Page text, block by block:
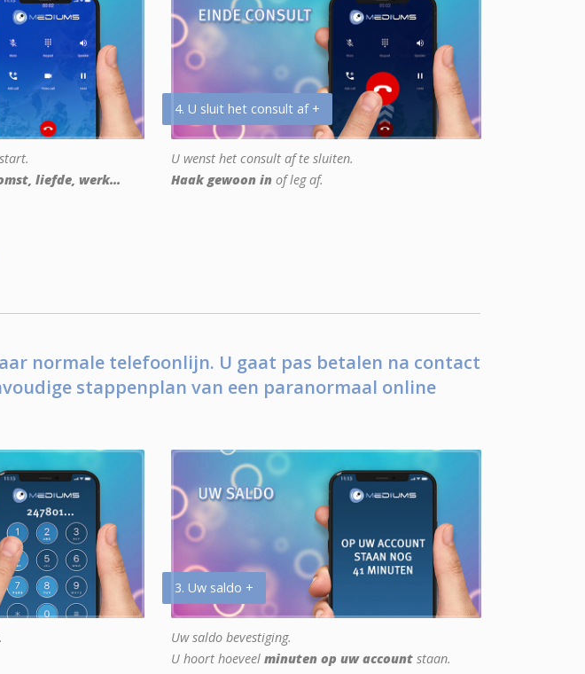
liefde, werk...
4. U sluit het consult af +
U wenst het consult af te sluiten.
Haak gewoon in of leg af.
normale telefoonlijn. U gaat pas betalen na contact
stappenplan van een paranormaal online
3. Uw saldo +
Uw saldo bevestiging.
U hoort hoeveel minuten op uw account staan.